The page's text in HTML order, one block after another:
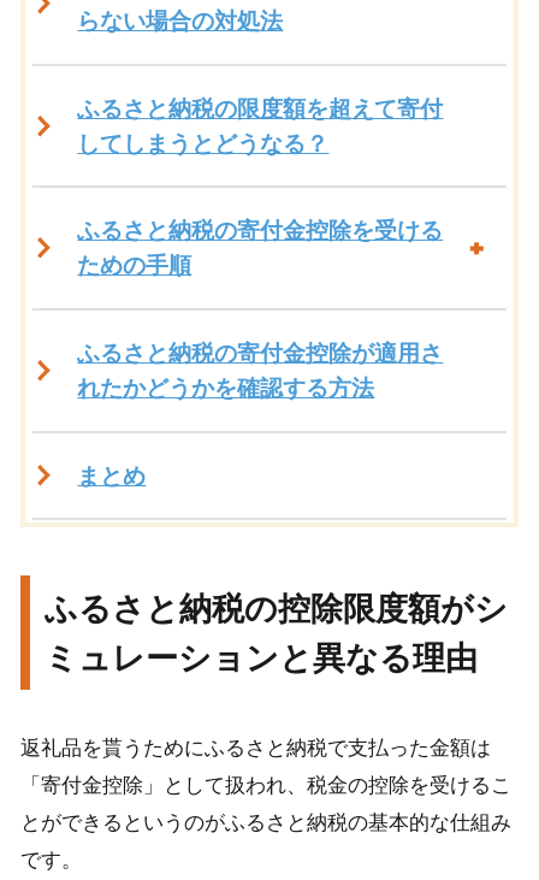
らない場合の対処法
ふるさと納税の限度額を超えて寄付
してしまうとどうなる？
ふるさと納税の寄付金控除を受ける
ための手順
ふるさと納税の寄付金控除が適用さ
れたかどうかを確認する方法
まとめ
ふるさと納税の控除限度額がシ
ミュレーションと異なる理由
返礼品を貰うためにふるさと納税で支払った金額は
「寄付金控除」として扱われ、税金の控除を受けるこ
とができるというのがふるさと納税の基本的な仕組み
です。